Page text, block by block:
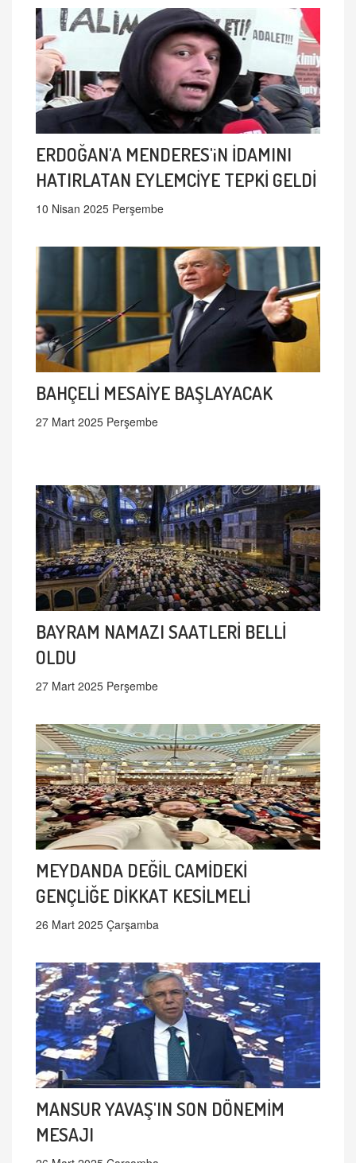
ERDOĞAN'A MENDERES'iN İDAMINI
HATIRLATAN EYLEMCİYE TEPKİ GELDİ
10 Nisan 2025 Perşembe
BAHÇELİ MESAİYE BAŞLAYACAK
27 Mart 2025 Perşembe
BAYRAM NAMAZI SAATLERİ BELLİ
OLDU
27 Mart 2025 Perşembe
MEYDANDA DEĞİL CAMİDEKİ
GENÇLİĞE DİKKAT KESİLMELİ
26 Mart 2025 Çarşamba
MANSUR YAVAŞ'IN SON DÖNEMİM
MESAJI